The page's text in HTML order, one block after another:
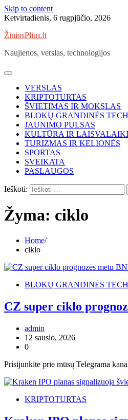
Skip to content
Ketvirtadienis, 6 rugpjūčio, 2026
ŽiniosPlius.lt
Naujienos, verslas, technologijos
VERSLAS
KRIPTOTURTAS
ŠVIETIMAS IR MOKSLAS
BLOKŲ GRANDINĖS
JAUNIMO PULSAS
KULTŪRA IR
TURIZMAS IR KELIONĖS
SPORTAS
SVEIKATA
PASLAUGOS
Ieškoti:
Žyma: ciklo
Home
ciklo
BLOKŲ GRANDINĖS
CZ super ciklo
admin
12 sausio, 2026
0
Prisijunkite prie mūsų Telegrama
KRIPTOTURTAS